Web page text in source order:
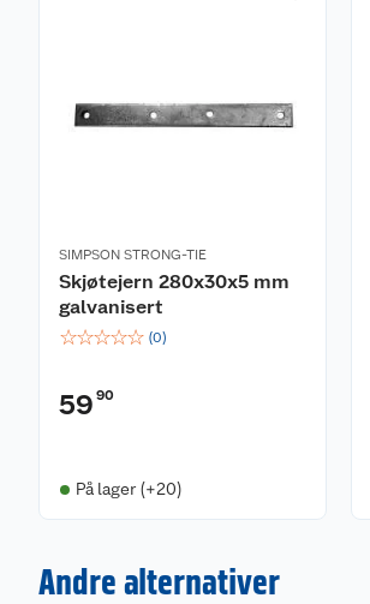
SIMPSON STRONG-TIE
Skjøtejern 280x30x5 mm
galvanisert
☆☆☆☆☆ (0)
59 90
På lager (+20)
Andre alternativer